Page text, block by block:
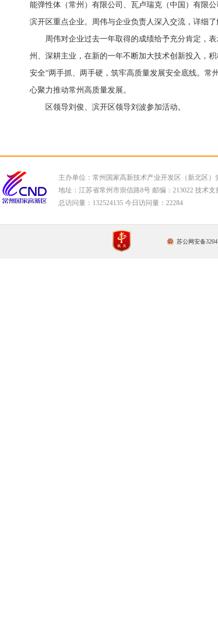
能弹性体（常州）有限公司、瓦卢瑞克（中国）有限
滨开区重点企业。周伟与企业负责人深入交流，详细
周伟对企业过去一年取得的成绩给予充分肯定，
州、深耕主业，在新的一年不断加大技术创新投入，
安全”两手抓、两手硬，筑牢高质量发展安全底线。
心聚力推动常州高质量发展。
区领导刘俊、滨开区领导刘波参加活动。
主办单位：常州国家高新技术产业开发区（新北区）
地址：江苏省常州市崇信路8号 邮编：213022 技术支
总访问量： 132524135 今日访问量： 22284
苏公网安备